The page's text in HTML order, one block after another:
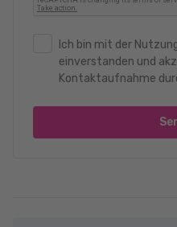
Ich bin mit der
einverstanden und
Kontaktaufnahme